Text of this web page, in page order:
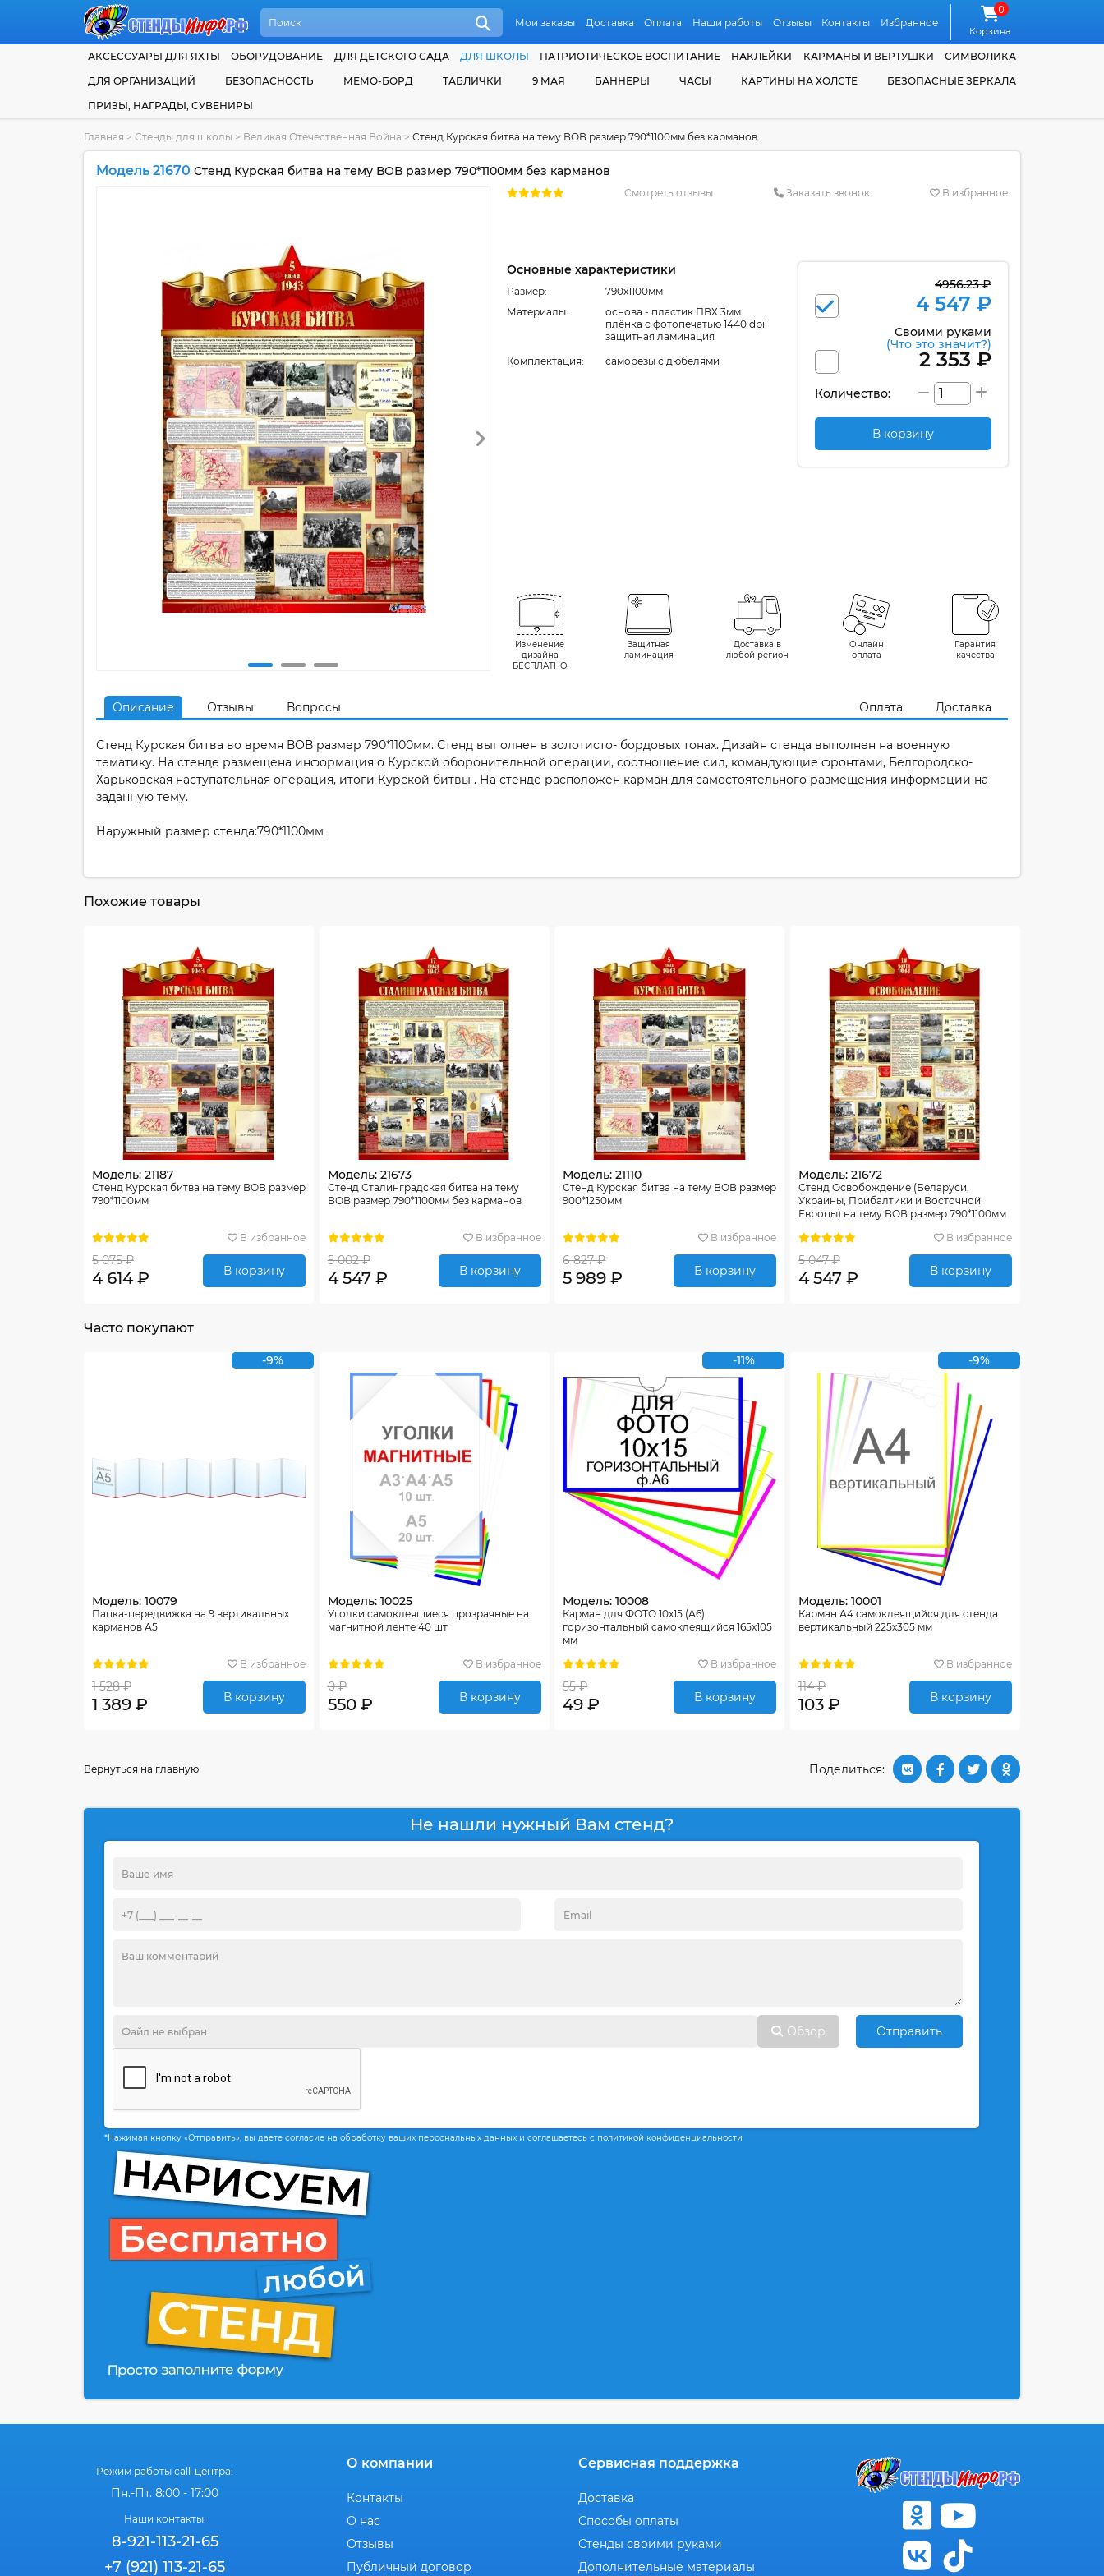
Мои заказы Доставка Оплата Наши работы Отзывы Контакты Избранное
0
Корзина
АКСЕССУАРЫ ДЛЯ ЯХТЫ ОБОРУДОВАНИЕ ДЛЯ ДЕТСКОГО САДА ДЛЯ ШКОЛЫ ПАТРИОТИЧЕСКОЕ ВОСПИТАНИЕ НАКЛЕЙКИ КАРМАНЫ И ВЕРТУШКИ
СИМВОЛИКА
ДЛЯ ОРГАНИЗАЦИЙ
БЕЗОПАСНОСТЬ МЕМО-БОРД ТАБЛИЧКИ 9 МАЯ БАННЕРЫ ЧАСЫ КАРТИНЫ НА ХОЛСТЕ
БЕЗОПАСНЫЕ ЗЕРКАЛА
ПРИЗЫ, НАГРАДЫ, СУВЕНИРЫ
Главная > Стенды для школы > Великая Отечественная Война > Стенд Курская битва на тему ВОВ размер 790*1100мм без карманов
Модель 21670 Стенд Курская битва на тему ВОВ размер 790*1100мм без карманов
Смотреть отзывы Заказать звонок В избранное
Основные характеристики
Размер:
790x1100мм
Материалы:
основа - пластик ПВХ 3мм
плёнка с фотопечатью 1440 dpi
защитная ламинация
Комплектация:
cаморезы с дюбелями
4956.23 ₽
4 547 ₽
Своими руками
(Что это значит?)
2 353 ₽
Количество:
В корзину
Изменение
дизайна
БЕСПЛАТНО
Защитная
ламинация
Доставка в
любой регион
Онлайн
оплата
Гарантия
качества
Описание Отзывы Вопросы Оплата Доставка
Стенд Курская битва во время ВОВ размер 790*1100мм. Стенд выполнен в золотисто- бордовых тонах. Дизайн стенда выполнен на военную
тематику. На стенде размещена информация о Курской оборонительной операции, соотношение сил, командующие фронтами, Белгородско-
Харьковская наступательная операция, итоги Курской битвы . На стенде расположен карман для самостоятельного размещения информации на
заданную тему.
Наружный размер стенда:790*1100мм
Похожие товары
Модель: 21187
Стенд Курская битва на тему ВОВ размер
790*1100мм
В избранное
5 075 ₽
4 614 ₽ В корзину
Модель: 21673
Стенд Сталинградская битва на тему
ВОВ размер 790*1100мм без карманов
В избранное
5 002 ₽
4 547 ₽ В корзину
Модель: 21110
Стенд Курская битва на тему ВОВ размер
900*1250мм
В избранное
6 827 ₽
5 989 ₽ В корзину
Модель: 21672
Стенд Освобождение (Беларуси,
Украины, Прибалтики и Восточной
Европы) на тему ВОВ размер 790*1100мм
В избранное
5 047 ₽
4 547 ₽ В корзину
Часто покупают
-9%
Модель: 10079
Папка-передвижка на 9 вертикальных
карманов А5
В избранное
1 528 ₽
1 389 ₽ В корзину
Модель: 10025
Уголки самоклеящиеся прозрачные на
магнитной ленте 40 шт
В избранное
0 ₽
550 ₽ В корзину
-11%
Модель: 10008
Карман для ФОТО 10х15 (А6)
горизонтальный самоклеящийся 165х105
мм
В избранное
55 ₽
49 ₽ В корзину
-9%
Модель: 10001
Карман А4 самоклеящийся для стенда
вертикальный 225х305 мм
В избранное
114 ₽
103 ₽ В корзину
Поделиться:
Вернуться на главную
Не нашли нужный Вам стенд?
Обзор Отправить
*Нажимая кнопку «Отправить», вы даете согласие на обработку ваших персональных данных и соглашаетесь с политикой конфиденциальности
Режим работы call-центра:
Пн.-Пт. 8:00 - 17:00
Наши контакты:
8-921-113-21-65
+7 (921) 113-21-65
О компании
Контакты
О нас
Отзывы
Публичный договор
Сервисная поддержка
Доставка
Способы оплаты
Стенды своими руками
Дополнительные материалы